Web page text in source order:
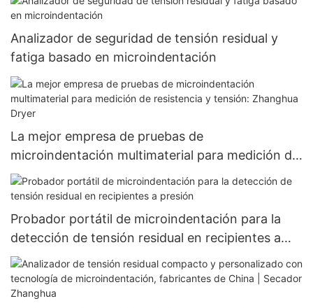
Analizador de seguridad de tensión residual y
fatiga basado en microindentación
La mejor empresa de pruebas de
microindentación multimaterial para medición de
resistencia y tensión: Zhanghua Dryer
Probador portátil de microindentación para la
detección de tensión residual en recipientes a
presión